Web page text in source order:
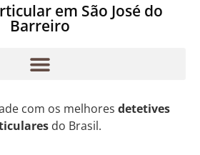
em São José do
Barreiro
com os melhores detetives
do Brasil.